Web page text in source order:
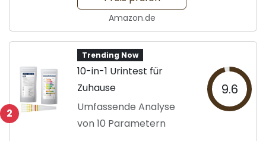
Amazon.de
2
Trending Now
10-in-1 Urintest für
Zuhause
Umfassende Analyse
von 10 Parametern
9.6